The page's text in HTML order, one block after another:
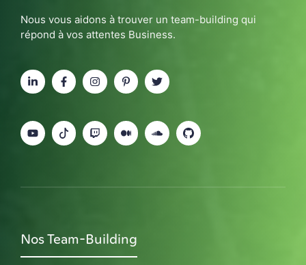
Nous vous aidons à trouver un team-building qui
répond à vos attentes Business.
Nos Team-Building